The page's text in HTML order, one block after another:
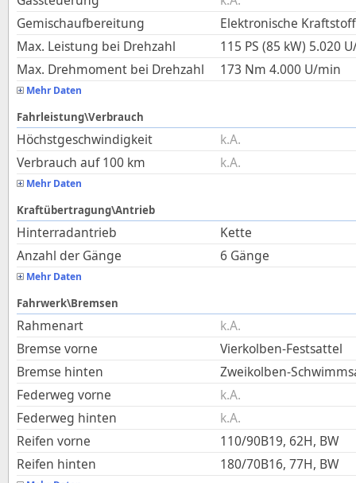
Gemischaufbereitung
Elektronische
Max. Leistung bei Drehzahl
115 PS (85 kW) 5.020
Max. Drehmoment bei Drehzahl
173 Nm 4.000 U/min
Mehr Daten
Fahrleistung\Verbrauch
Höchstgeschwindigkeit
k.A.
Verbrauch auf 100 km
k.A.
Mehr Daten
Kraftübertragung\Antrieb
Hinterradantrieb
Kette
Anzahl der Gänge
6 Gänge
Mehr Daten
Fahrwerk\Bremsen
Rahmenart
k.A.
Bremse vorne
Vierkolben-Festsattel
Bremse hinten
Zweikolben-
Federweg vorne
k.A.
Federweg hinten
k.A.
Reifen vorne
110/90B19, 62H, BW
Reifen hinten
180/70B16, 77H, BW